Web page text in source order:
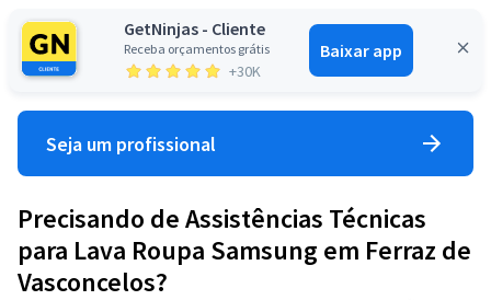
GetNinjas - Cliente
Receba orçamentos grátis
+30K
Baixar app
Entrar
Seja um profissional
Precisando de Assistências Técnicas
para Lava Roupa Samsung em Ferraz de
Vasconcelos?